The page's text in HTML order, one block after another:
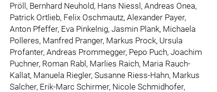
Pröll, Bernhard Neuhold, Hans Niessl, Andreas Onea,
Patrick Ortlieb, Felix Oschmautz, Alexander Payer,
Anton Pfeffer, Eva Pinkelnig, Jasmin Plank, Michaela
Polleres, Manfred Pranger, Markus Prock, Ursula
Profanter, Andreas Prommegger, Pepo Puch, Joachim
Puchner, Roman Rabl, Marlies Raich, Maria Rauch-
Kallat, Manuela Riegler, Susanne Riess-Hahn, Markus
Salcher, Erik-Marc Schirmer, Nicole Schmidhofer,